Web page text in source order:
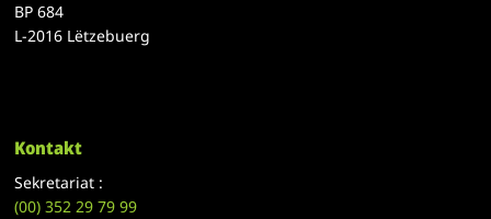
BP 684
L-2016 Lëtzebuerg
Kontakt
Sekretariat :
(00)352 29 79 99